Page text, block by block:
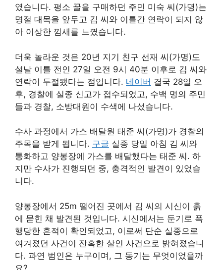
였습니다. 평소 꿀을 구매하던 주민 미숙 씨(가명)는
명절 대목을 앞두고 김 씨와 이틀간 연락이 되지 않
아 이상한 낌새를 느꼈습니다.
더욱 놀라운 것은 20년 지기 친구 선재 씨(가명)도
설날 이틀 전인 27일 오전 9시 40분 이후로 김 씨와
연락이 두절됐다는 점입니다. 네이버 결국 28일 오
후, 경찰에 실종 신고가 접수되었고, 수백 명의 주민
들과 경찰, 소방대원이 수색에 나섰습니다.
수사 과정에서 가스 배달원 태준 씨(가명)가 경찰의
주목을 받게 됩니다. 구글 실종 당일 아침 김 씨와
통화하고 양봉장에 가스를 배달했다는 태준 씨. 하
지만 수사가 진행되던 중, 충격적인 발견이 있었습
니다.
양봉장에서 25m 떨어진 곳에서 김 씨의 시신이 흙
에 묻힌 채 발견된 것입니다. 시신에서는 둔기로 폭
행당한 흔적이 확인되었고, 이로써 단순 실종으로
여겨졌던 사건이 잔혹한 살인 사건으로 밝혀졌습니
다. 과연 범인은 누구이며, 그 동기는 무엇이었을까
요?